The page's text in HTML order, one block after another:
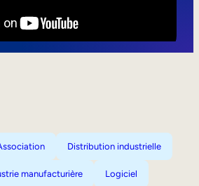
Distribution industrielle
manufacturière Logiciel